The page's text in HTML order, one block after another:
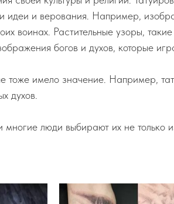
и верования. Например,
воинах. Растительные узоры,
богов и духов, которые
тоже имело значение. Например,
духов.
люди выбирают их не только